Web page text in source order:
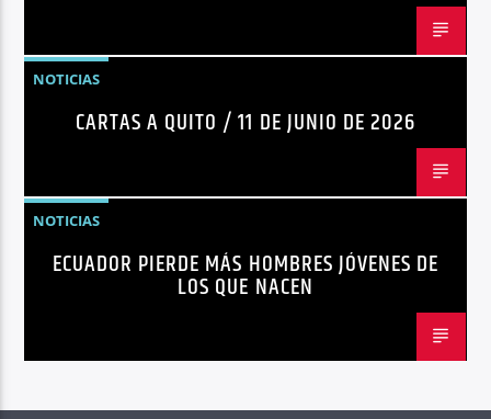
NOTICIAS
CARTAS A QUITO / 11 DE JUNIO DE 2026
NOTICIAS
ECUADOR PIERDE MÁS HOMBRES JÓVENES DE
LOS QUE NACEN